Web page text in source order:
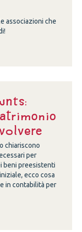
associazioni che
chiariscono
per
beni preesistenti
ecco cosa
in contabilità per